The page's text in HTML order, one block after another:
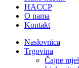
HACCP
O nama
Kontakt
Naslovnica
Trgovina
Čajne